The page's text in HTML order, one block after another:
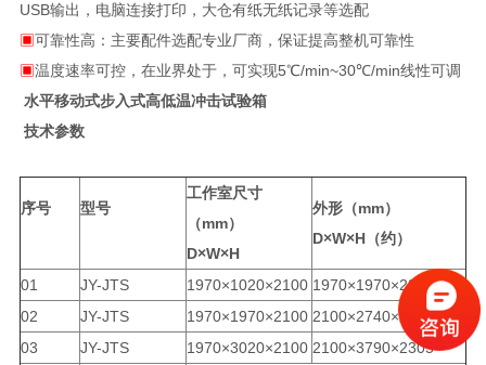
USB输出，电脑连接打印，大仓有纸无纸记录等选配
▣可靠性高：主要配件选配专业厂商，保证提高整机可靠性
▣温度速率可控，在业界处于，可实现5℃/min~30℃/min线性可调
水平移动式步入式高低温冲击试验箱
技术参数
序号 型号
工作室尺寸
（mm）
D×W×H
外形（mm）
D×W×H（约）
01 JY-JTS 1970×1020×2100 1970×1970×2305
02
JY-JTS 1970×1970×2100 2100×2740×2305
03
JY-JTS 1970×3020×2100 2100×3790×2305